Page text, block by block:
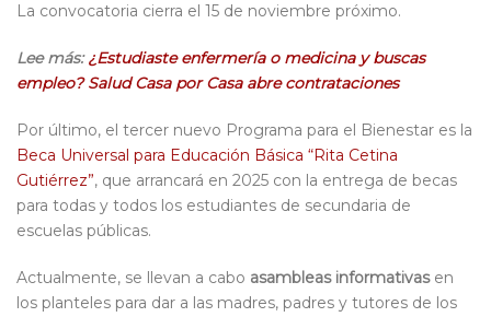
La convocatoria cierra el 15 de noviembre próximo.
Lee más:¿Estudiaste enfermería o medicina y buscas
empleo? Salud Casa por Casa abre contrataciones
Por último, el tercer nuevo Programa para el Bienestar es la
Beca Universal para Educación Básica “Rita Cetina
Gutiérrez”, que arrancará en 2025 con la entrega de becas
para todas y todos los estudiantes de secundaria de
escuelas públicas.
Actualmente, se llevan a cabo asambleas informativasen
los planteles para dar a las madres, padres y tutores de los